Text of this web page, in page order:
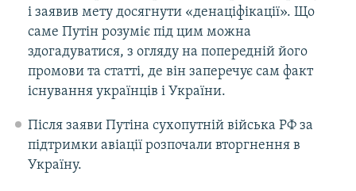
і заявив мету досягнути «денаціфікації». Що
саме Путін розуміє під цим можна
здогадуватися, з огляду на попередній його
промови та статті, де він заперечує сам факт
існування українців і України.
Після заяви Путіна сухопутній війська РФ за
підтримки авіації розпочали вторгнення в
Україну.